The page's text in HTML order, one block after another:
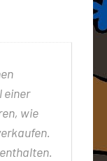
einer
wie